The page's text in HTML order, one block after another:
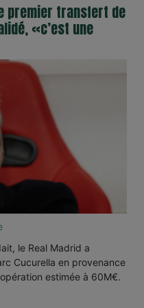
premier transfert de
«c’est une
le Real Madrid a
Cucurella en provenance
estimée à 60M€.